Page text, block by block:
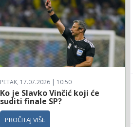
PETAK, 17.07.2026 | 10:50
Ko je Slavko Vinčić koji će
suditi finale SP?
PROČITAJ VIŠE